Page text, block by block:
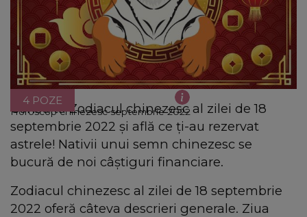
Horoscop chinezesc septembrie 2022
4 POZE
Consultă Zodiacul chinezesc al zilei de 18
septembrie 2022 şi află ce ţi-au rezervat
astrele! Nativii unui semn chinezesc se
bucură de noi câștiguri financiare.
Zodiacul chinezesc al zilei de 18 septembrie
2022 oferă câteva descrieri generale. Ziua